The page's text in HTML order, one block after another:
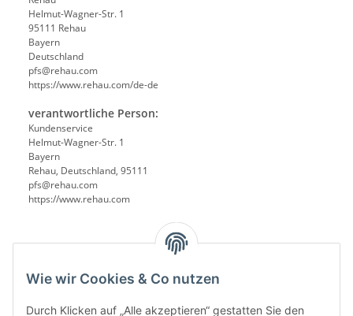
Wie wir Cookies & Co nutzen
Durch Klicken auf „Alle akzeptieren“ gestatten Sie den
Helmut-Wagner-Str. 1
95111 Rehau
Bayern
Deutschland
pfs@rehau.com
https://www.rehau.com/de-de
verantwortliche Person:
Kundenservice
Helmut-Wagner-Str. 1
Bayern
Rehau, Deutschland, 95111
pfs@rehau.com
https://www.rehau.com